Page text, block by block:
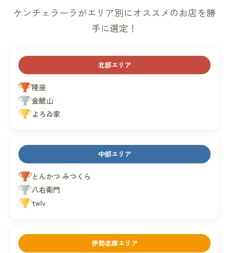
ケンチェラーラがエリア別にオススメのお店を勝
手に選定！
北部エリア
隆座
金鯱山
よろゐ家
中部エリア
とんかつ みつくら
八右衛門
twlv
伊勢志摩エリア